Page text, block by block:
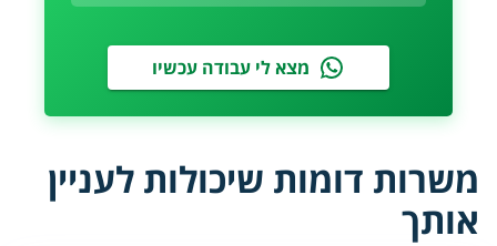
מצא לי עבודה עכשיו
משרות דומות שיכולות לעניין
אותך